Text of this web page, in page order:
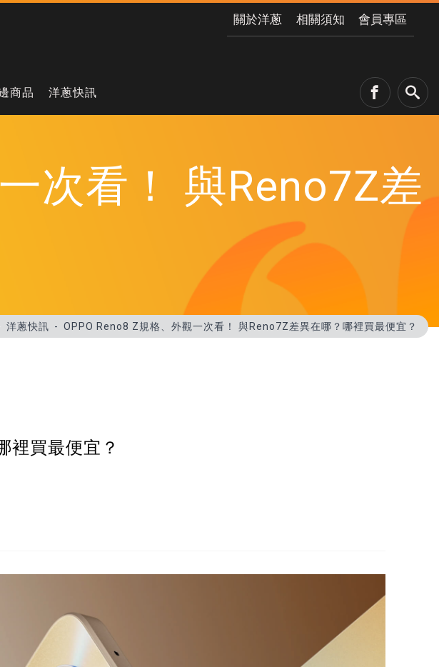
關於洋蔥 相關須知 會員專區
商品 洋蔥快訊
次看！ 與Reno7Z差
洋蔥快訊 OPPO Reno8 Z規格、外觀一次看！ 與Reno7Z差異在哪？哪裡買最便宜？
裡買最便宜？